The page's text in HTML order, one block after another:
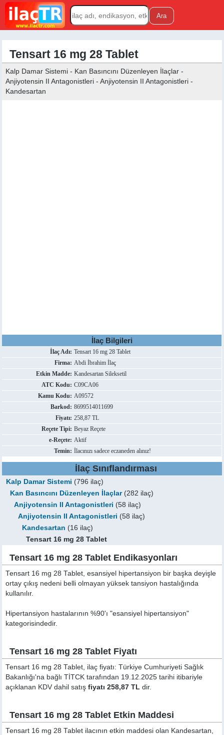
Tensart 16 mg 28 Tablet
Kalp Damar Sistemi - Kan Basıncını Düzenleyen İlaçlar -
Anjiyotensin II Antagonistleri - Anjiyotensin II Antagonistleri -
Kandesartan
İlaç Bilgileri
İlaç Adı: Tensart 16 mg 28 Tablet
Firma: Abdi İbrahim İlaç
Etkin Madde: Kandesartan Sileksetil
ATC Kodu: C09CA06
Kamu Kodu: A09572
Barkod: 8699514011699
Fiyatı: 258,87 TL
Reçete Tipi: Beyaz Reçete
e-Reçete: Aktif
Temin: İlacınızı sadece eczaneden alınız!
İlaç Sınıflandırması
Kalp Damar Sistemi (796 ilaç)
Kan Basıncını Düzenleyen İlaçlar(282 ilaç)
Anjiyotensin II Antagonistleri (58 ilaç)
Anjiyotensin II Antagonistleri (58 ilaç)
Kandesartan (16 ilaç)
Tensart 16 mg 28 Tablet
Tensart 16 mg 28 Tablet Endikasyonları
Tensart 16 mg 28 Tablet, esansiyel hipertansiyon bir başka deyişle
ortay çıkış nedeni belli olmayan yüksek tansiyon hastalığında
kullanılır.
Hipertansiyon hastalarının %90'ı "esansiyel hipertansiyon"
kategorisindedir.
Tensart 16 mg 28 Tablet Fiyatı
Tensart 16 mg 28 Tablet, ilaç fiyatı: Türkiye Cumhuriyeti Sağlık
Bakanlığı'na bağlı TİTCK tarafından 19.12.2025 tarihi itibariyle
açıklanan KDV dahil satışfiyatı 258,87 TL dir.
Tensart 16 mg 28 Tablet Etkin Maddesi
Tensart 16 mg 28 Tablet ilacının etkin maddesi olan Kandesartan,